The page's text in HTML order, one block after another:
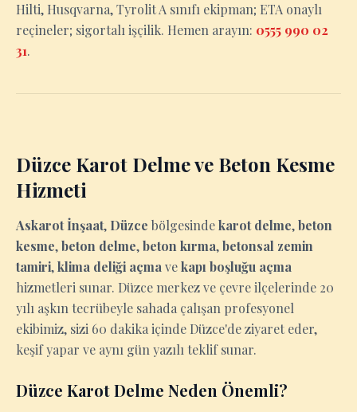
Hilti, Husqvarna, Tyrolit A sınıfı ekipman; ETA onaylı
reçineler; sigortalı işçilik. Hemen arayın: 0555 990 02
31.
Düzce Karot Delme ve Beton Kesme
Hizmeti
Askarot İnşaat, Düzce bölgesindekarot delme,beton
kesme,beton delme,beton kırma,betonsal zemin
tamiri,klima deliği açma vekapı boşluğu açma
hizmetleri sunar. Düzce merkez ve çevre ilçelerinde 20
yılı aşkın tecrübeyle sahada çalışan profesyonel
ekibimiz, sizi 60 dakika içinde Düzce'de ziyaret eder,
keşif yapar ve aynı gün yazılı teklif sunar.
Düzce Karot Delme Neden Önemli?